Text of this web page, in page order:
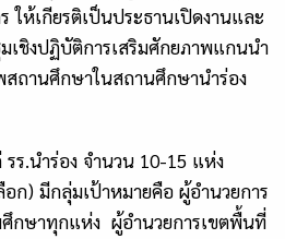
ให้เกียรติเป็นประธานเปิดงานและ
เชิงปฏิบัติการเสริมศักยภาพแกนนำ
ถานศึกษาในสถานศึกษานำร่อง
ร.นำร่อง จำนวน 10-15 แห่ง
อก) มีกลุ่มเป้าหมายคือ ผู้อำนวยการ
กษาทุกแห่ง ผู้อำนวยการเขตพื้นที่